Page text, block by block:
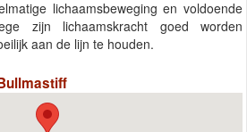
lichaamsbeweging en voldoende
zijn lichaamskracht goed worden
aan de lijn te houden.